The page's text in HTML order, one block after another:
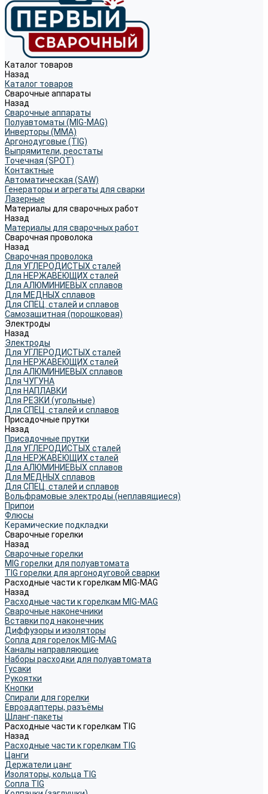
Каталог товаров
Назад
Каталог товаров
Сварочные аппараты
Назад
Сварочные аппараты
Полуавтоматы (MIG-MAG)
Инверторы (MMA)
Аргонодуговые (TIG)
Выпрямители, реостаты
Точечная (SPOT)
Контактные
Автоматическая (SAW)
Генераторы и агрегаты для сварки
Лазерные
Материалы для сварочных работ
Назад
Материалы для сварочных работ
Сварочная проволока
Назад
Сварочная проволока
Для УГЛЕРОДИСТЫХ сталей
Для НЕРЖАВЕЮЩИХ сталей
Для АЛЮМИНИЕВЫХ сплавов
Для МЕДНЫХ сплавов
Для СПЕЦ. сталей и сплавов
Самозащитная (порошковая)
Электроды
Назад
Электроды
Для УГЛЕРОДИСТЫХ сталей
Для НЕРЖАВЕЮЩИХ сталей
Для АЛЮМИНИЕВЫХ сплавов
Для ЧУГУНА
Для НАПЛАВКИ
Для РЕЗКИ (угольные)
Для СПЕЦ. сталей и сплавов
Присадочные прутки
Назад
Присадочные прутки
Для УГЛЕРОДИСТЫХ сталей
Для НЕРЖАВЕЮЩИХ сталей
Для АЛЮМИНИЕВЫХ сплавов
Для МЕДНЫХ сплавов
Для СПЕЦ. сталей и сплавов
Вольфрамовые электроды (неплавящиеся)
Припои
Флюсы
Керамические подкладки
Сварочные горелки
Назад
Сварочные горелки
MIG горелки для полуавтомата
TIG горелки для аргонодуговой сварки
Расходные части к горелкам MIG-MAG
Назад
Расходные части к горелкам MIG-MAG
Сварочные наконечники
Вставки под наконечник
Диффузоры и изоляторы
Сопла для горелок MIG-MAG
Каналы направляющие
Наборы расходки для полуавтомата
Гусаки
Рукоятки
Кнопки
Спирали для горелки
Евроадаптеры, разъёмы
Шланг-пакеты
Расходные части к горелкам TIG
Назад
Расходные части к горелкам TIG
Цанги
Держатели цанг
Изоляторы, кольца TIG
Сопла TIG